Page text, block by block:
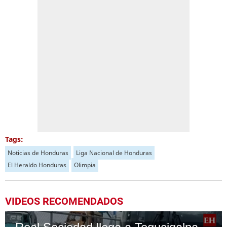
Tags:
Noticias de Honduras
Liga Nacional de Honduras
El Heraldo Honduras
Olimpia
VIDEOS RECOMENDADOS